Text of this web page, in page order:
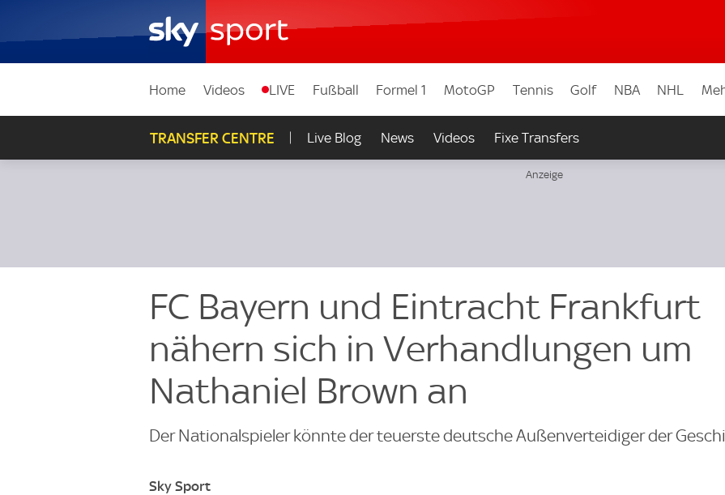
Home Videos LIVE Fußball Formel 1 MotoGP Tennis Golf NBA NHL
TRANSFER CENTRE Live Blog News Videos Fixe Transfers
FC Bayern und Eintracht Frankfurt
nähern sich in Verhandlungen um
Nathaniel Brown an
Der Nationalspieler könnte der teuerste deutsche Außenverteidiger der
Sky Sport